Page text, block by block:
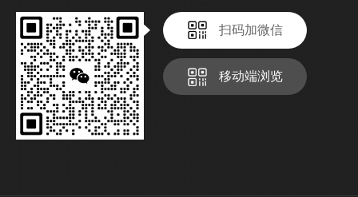
扫码加微信
移动端浏览